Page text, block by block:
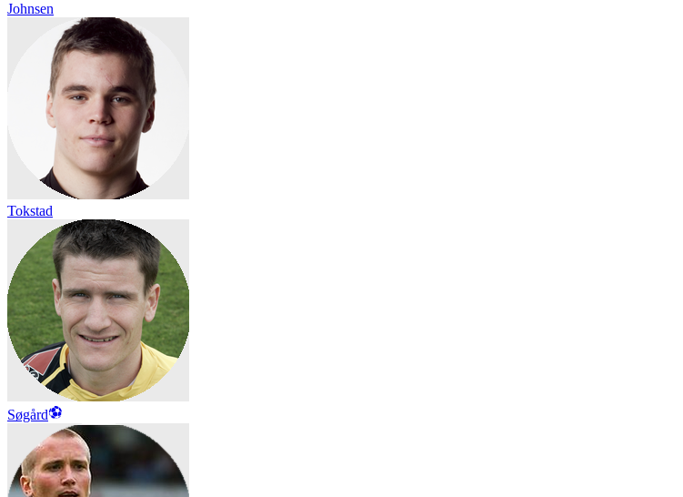
Johnsen
Tokstad
Søgård